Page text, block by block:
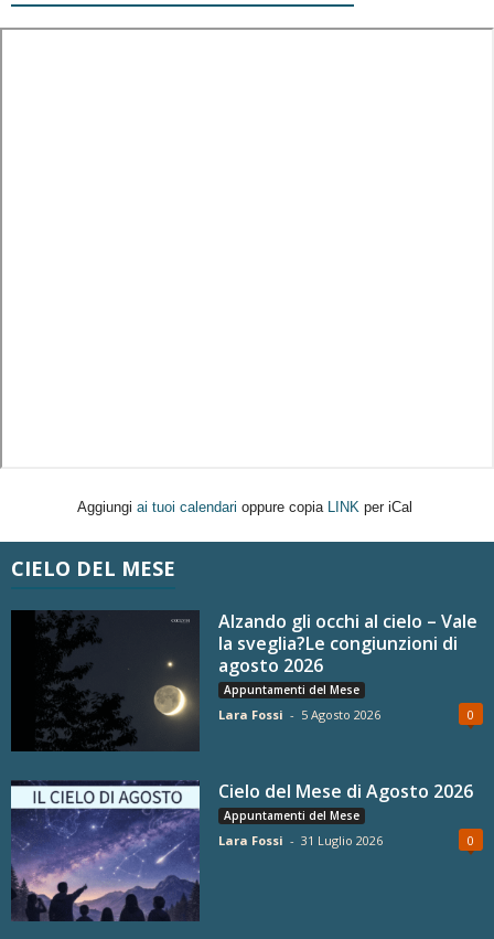
Aggiungi ai tuoi calendari oppure copia LINK per iCal
CIELO DEL MESE
Alzando gli occhi al cielo – Vale
la sveglia?Le congiunzioni di
agosto 2026
Appuntamenti del Mese
Lara Fossi - 5 Agosto 2026 0
Cielo del Mese di Agosto 2026
Appuntamenti del Mese
Lara Fossi - 31 Luglio 2026 0